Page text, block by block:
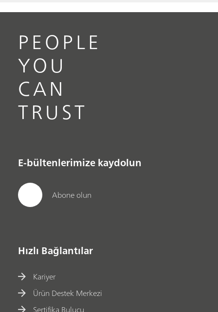
PEOPLE
YOU
CAN
TRUST
E-bültenlerimize kaydolun
Abone olun
Hızlı Bağlantılar
Kariyer
Ürün Destek Merkezi